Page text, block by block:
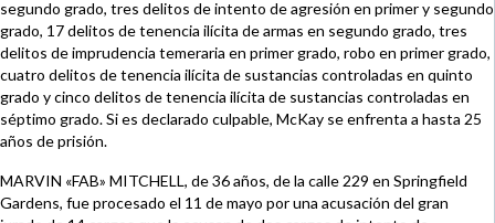
segundo grado, tres delitos de intento de agresión en primer y segundo
grado, 17 delitos de tenencia ilícita de armas en segundo grado, tres
delitos de imprudencia temeraria en primer grado, robo en primer grado,
cuatro delitos de tenencia ilícita de sustancias controladas en quinto
grado y cinco delitos de tenencia ilícita de sustancias controladas en
séptimo grado. Si es declarado culpable, McKay se enfrenta a hasta 25
años de prisión.
MARVIN «FAB» MITCHELL, de 36 años, de la calle 229 en Springfield
Gardens, fue procesado el 11 de mayo por una acusación del gran